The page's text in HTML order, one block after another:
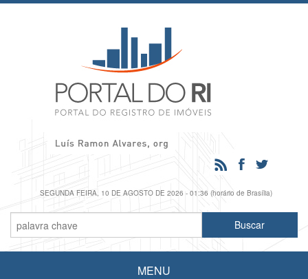
SEGUNDA FEIRA, 10 DE AGOSTO DE 2026 - 01:36 (horário de Brasília)
MENU